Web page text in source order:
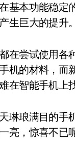
基本功能稳定
生巨大的提升。
在尝试使用各
机的材料，而
在智能手机上
琳琅满目的手
亮，惊喜不已